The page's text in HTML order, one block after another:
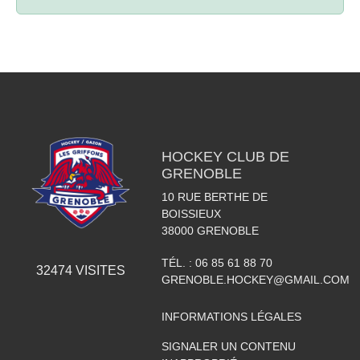
32474VISITES
HOCKEY CLUB DE
GRENOBLE
10 RUE BERTHE DE
BOISSIEUX
38000 GRENOBLE
TÉL. : 06 85 61 88 70
GRENOBLE.HOCKEY@GMAIL.COM
INFORMATIONS LÉGALES
SIGNALER UN CONTENU